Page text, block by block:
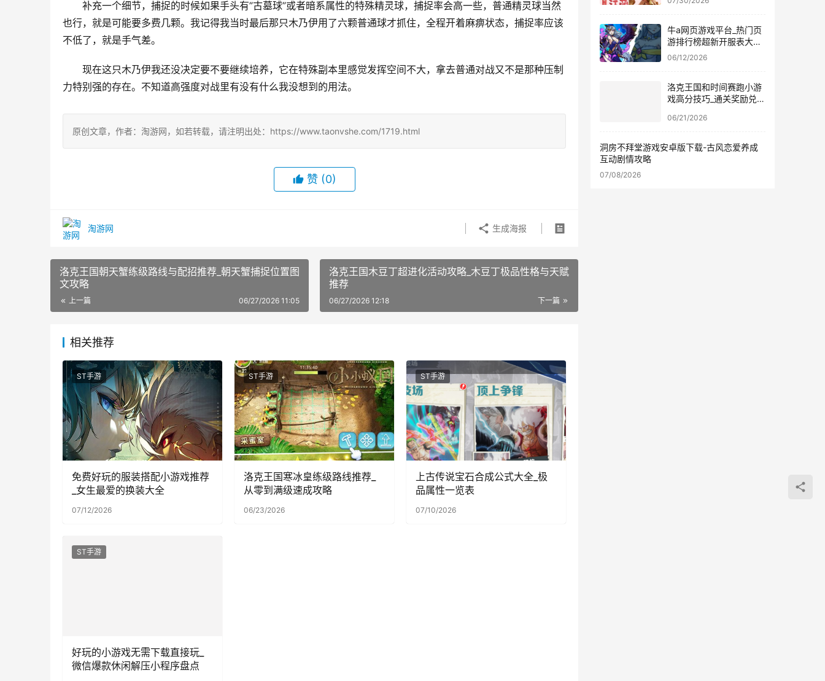
补充一个细节，捕捉的时候如果手头有”古墓球”或者暗系属性的特殊精灵球，捕捉率会高一些，普通精灵球当然
也行，就是可能要多费几颗。我记得我当时最后那只木乃伊用了六颗普通球才抓住，全程开着麻痹状态，捕捉率应该
不低了，就是手气差。
现在这只木乃伊我还没决定要不要继续培养，它在特殊副本里感觉发挥空间不大，拿去普通对战又不是那种压制
力特别强的存在。不知道高强度对战里有没有什么我没想到的用法。
原创文章，作者：淘游网，如若转载，请注明出处：https://www.taonvshe.com/1719.html
赞 (0)
淘游网 生成海报
洛克王国朝天蟹练级路线与配招推荐_朝天蟹捕捉位置图
文攻略
上一篇 06/27/2026 11:05
洛克王国木豆丁超进化活动攻略_木豆丁极品性格与天赋
推荐
下一篇
06/27/2026 12:18
相关推荐
ST手游
免费好玩的服装搭配小游戏推荐
_女生最爱的换装大全
07/12/2026
ST手游
洛克王国寒冰皇练级路线推荐_
从零到满级速成攻略
06/23/2026
ST手游
上古传说宝石合成公式大全_极
品属性一览表
07/10/2026
ST手游
好玩的小游戏无需下载直接玩_
微信爆款休闲解压小程序盘点
牛a网页游戏平台_热门页
游排行榜超新开服表大全
与官方网站
06/12/2026
洛克王国和时间赛跑小游
戏高分技巧_通关奖励兑换
06/21/2026
洞房不拜堂游戏安卓版下载-古风恋爱养成
互动剧情攻略
07/08/2026